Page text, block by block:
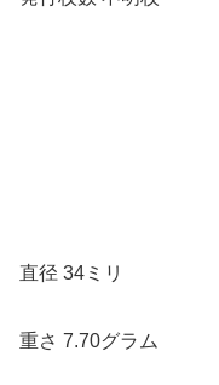
直径 34ミリ
重さ 7.70グラム